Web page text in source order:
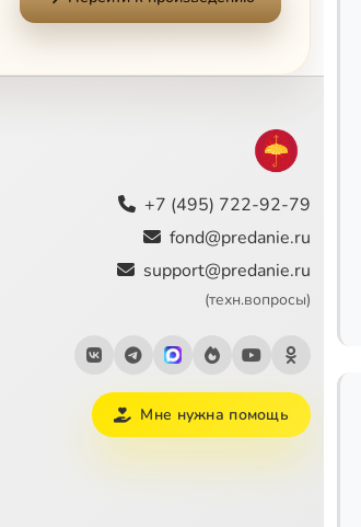
+7 (495) 722-92-79
fond@predanie.ru
support@predanie.ru
(техн.вопросы)
Мне нужна помощь